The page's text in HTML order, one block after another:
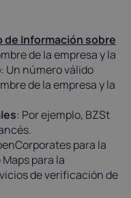
de Información sobre
de la empresa y la
Un número válido
de la empresa y la
: Por ejemplo, BZSt
para la
para la
de verificación de